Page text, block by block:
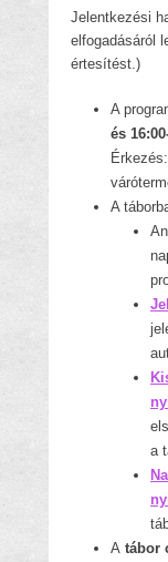
Jelentkezési
elfogadásáról
értesítést.)
A
és
A
a
A tábor